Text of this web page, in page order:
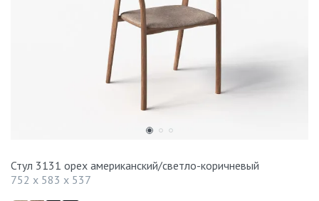
Стул 3131 орех американский/светло-коричневый
752 x 583 x 537